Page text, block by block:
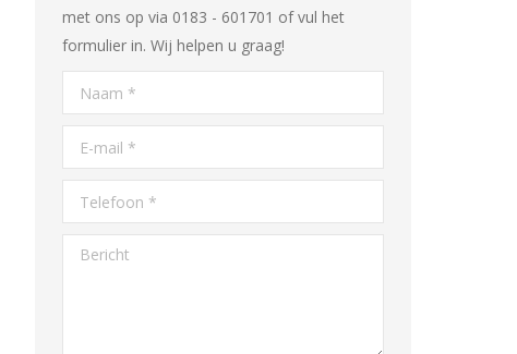
met ons op via 0183 - 601701 of vul het
formulier in. Wij helpen u graag!
Naam *
E-mail *
Telefoon *
Bericht